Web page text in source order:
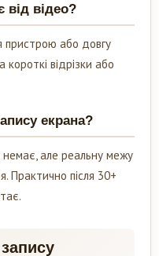
від відео?
пристрою або довгу
відрізки або
екрана?
немає, але реальну межу
Практично після 30+